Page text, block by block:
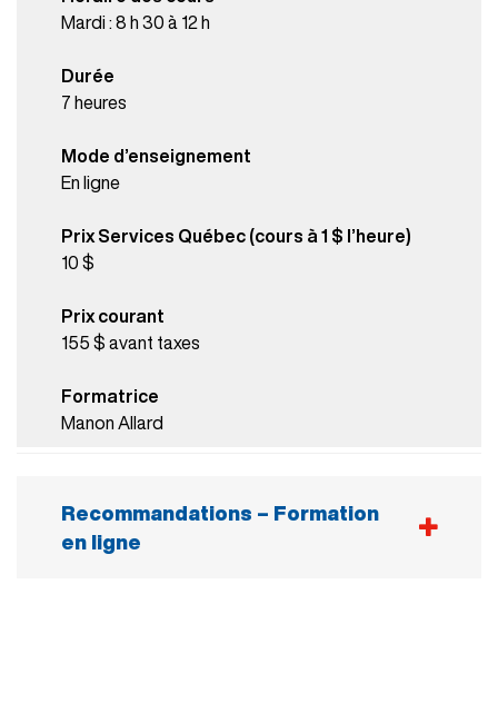
Mardi : 8 h 30 à 12 h
Durée
7 heures
Mode d’enseignement
En ligne
Prix Services Québec (cours à 1 $ l’heure)
10 $
Prix courant
155 $ avant taxes
Formatrice
Manon Allard
Recommandations – Formation
en ligne